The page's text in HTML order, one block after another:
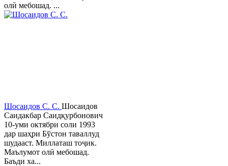
олӣ мебошад. ...
Шосаидов С. С. Шосаидов
Саидакбар Саидқурбонович
10-уми октябри соли 1993
дар шаҳри Бўстон таваллуд
шудааст. Миллаташ тоҷик.
Маълумот олӣ мебошад.
Баъди ха...